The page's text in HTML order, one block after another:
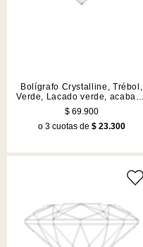
Bolígrafo Crystalline, Trébol,
Verde, Lacado verde, acabado
en tono cromado
$ 69.900
o 3 cuotas de $ 23.300